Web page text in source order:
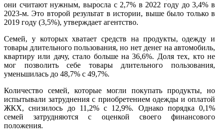
они считают нужным, выросла с 2,7% в 2022 году до 3,4% в
2023-м. Это второй результат в истории, выше было только в
2019 году (3,5%), утверждает агентство.
Семей, у которых хватает средств на продукты, одежду и
товары длительного пользования, но нет денег на автомобиль,
квартиру или дачу, стало больше на 36,6%. Доля тех, кто не
мог позволить себе товары длительного пользования,
уменьшилась до 48,7% с 49,7%.
Количество семей, которые могли покупать продукты, но
испытывали затруднения с приобретением одежды и оплатой
ЖКХ, снизилось до 11,2% с 12,9%. Однако порядка 0,1%
семей затрудняются с оценкой своего финансового
положения.